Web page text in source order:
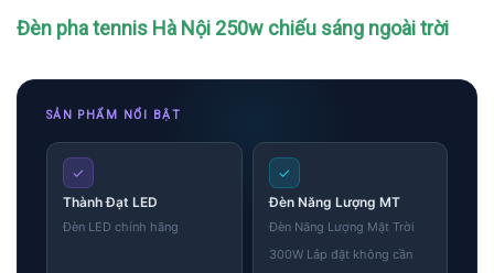
Đèn pha tennis Hà Nội 250w chiếu sáng ngoài trời
SẢN PHẨM NỔI BẬT
✓
Thành Đạt LED
Đèn LED chính hãng
✓
Đèn Năng Lượng MT
Đèn Năng Lượng Mặt Trời
300W Lắp đặt không cần